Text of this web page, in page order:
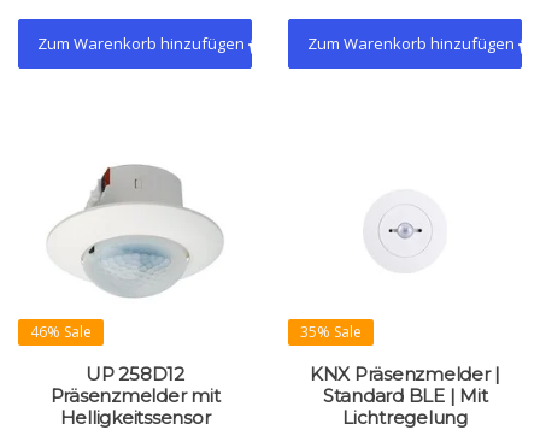
Zum Warenkorb hinzufügen Zum Warenkorb hinzufügen
46% Sale
UP 258D12
Präsenzmelder mit
Helligkeitssensor
35% Sale
KNX Präsenzmelder |
Standard BLE | Mit
Lichtregelung